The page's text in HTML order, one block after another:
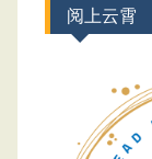
阅上云霄